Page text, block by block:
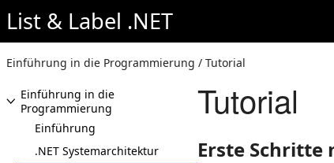
List & Label .NET
Einführung in die Programmierung / Tutorial
Einführung in die
Programmierung
Einführung
.NET Systemarchitektur
Tutorial
Erste Schritte